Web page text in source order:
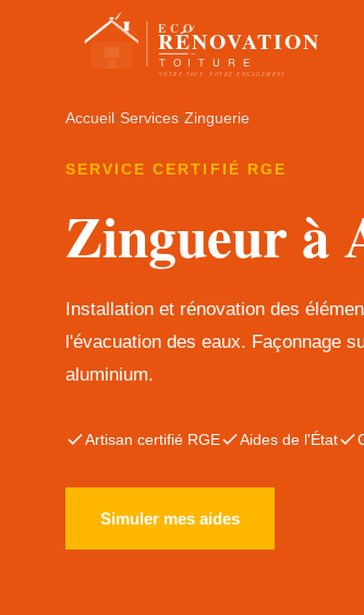
Accueil›Services›Zinguerie
SERVICE CERTIFIÉ RGE
Zingueur à
Installation et rénovation des
l'évacuation des eaux. Façonnage
aluminium.
Artisan certifié RGE Aides de l'État
Simuler mes aides